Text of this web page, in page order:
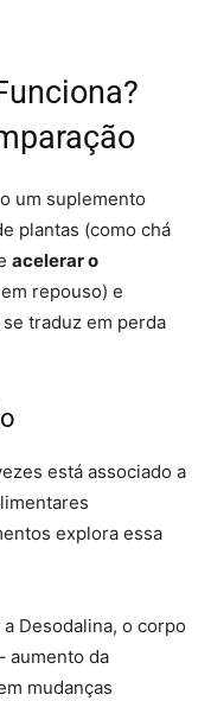
um suplemento
plantas (como chá
acelerar o
repouso) e
traduz em perda
está associado a
explora essa
Desodalina, o corpo
aumento da
mudanças